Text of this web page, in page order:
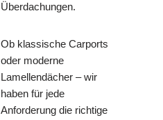
Überdachungen.
Ob klassische Carports
oder moderne
Lamellendächer – wir
haben für jede
Anforderung die richtige